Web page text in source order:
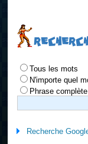
Tous les mots
N'importe quel
Phrase complète
Recherche